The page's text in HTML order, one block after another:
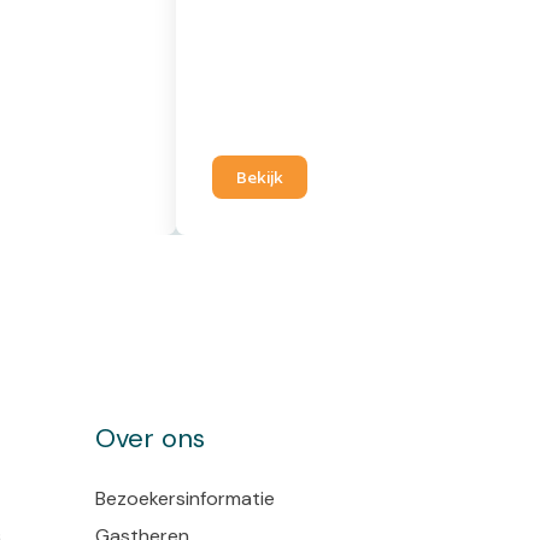
Bekijk
Over ons
Bezoekersinformatie